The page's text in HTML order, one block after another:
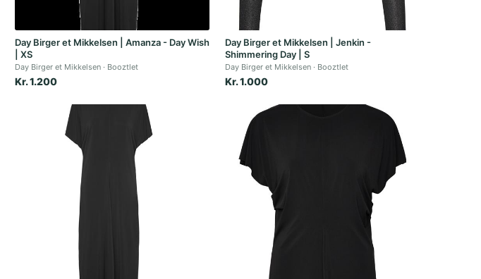
Day Birger et Mikkelsen | Amanza - Day Wish
| XS
Day Birger et Mikkelsen Booztlet
Kr. 1.200
Day Birger et Mikkelsen | Jenkin -
Shimmering Day | S
Day Birger et Mikkelsen Booztlet
Kr. 1.000